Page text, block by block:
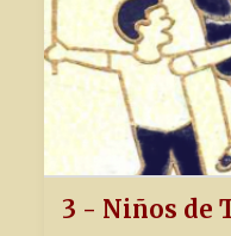
3 - Niños de